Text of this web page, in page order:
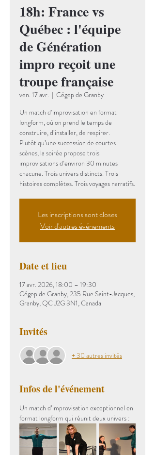
18h: France vs
Québec : l'équipe
de Génération
impro reçoit une
troupe française
ven. 17 avr.
  |
Cégep de Granby
Un match d’improvisation en format
longform, où on prend le temps de
construire, d’installer, de respirer.
Plutôt qu’une succession de courtes
scènes, la soirée propose trois
improvisations d’environ 30 minutes
chacune. Trois univers distincts. Trois
histoires complètes. Trois voyages narratifs.
Les inscriptions sont closes
Voir d'autres événements
Date et lieu
17 avr. 2026, 18:00 – 19:30
Cégep de Granby, 235 Rue Saint-Jacques,
Granby, QC J2G 3N1, Canada
Invités
+ 30 autres invités
Infos de l'événement
Un match d’improvisation exceptionnel en
format longform qui réunit deux univers :